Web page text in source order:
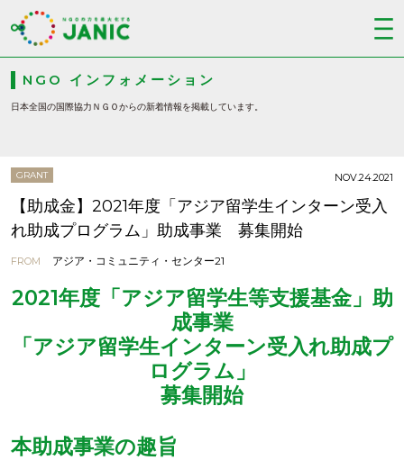
NGO インフォメーション
日本全国の国際協力ＮＧＯからの新着情報を掲載しています。
GRANT
【助成金】2021年度「アジア留学生インターン受入
れ助成プログラム」助成事業 募集開始
FROM アジア・コミュニティ・センター21
NOV.24.2021
2021年度「アジア留学生等支援基金」助
成事業
「アジア留学生インターン受入れ助成プ
ログラム」
募集開始
本助成事業の趣旨